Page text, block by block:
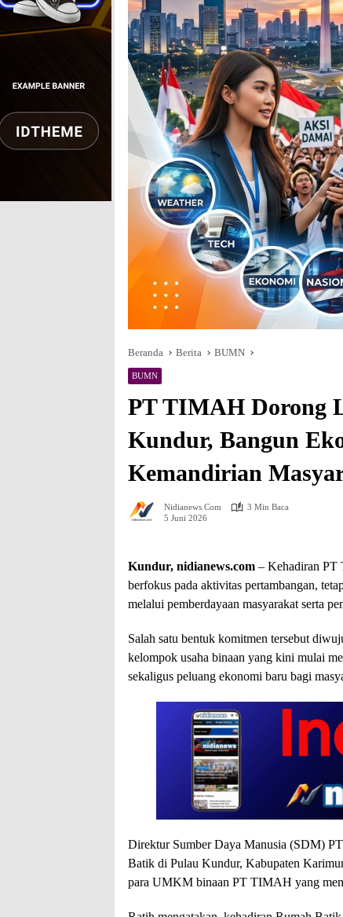
Beranda Berita BUMN
BUMN
PT TIMAH Dorong
Kundur, Bangun
Kemandirian
Nidianews.com
3 Min Baca
5 Juni 2026
Kundur, nidianews.com – Kehadiran PT
berfokus pada aktivitas pertambangan,
melalui pemberdayaan masyarakat serta
Salah satu bentuk komitmen tersebut
kelompok usaha binaan yang kini mulai
sekaligus peluang ekonomi baru bagi
Direktur Sumber Daya Manusia (SDM)
Batik di Pulau Kundur, Kabupaten
para UMKM binaan PT TIMAH yang